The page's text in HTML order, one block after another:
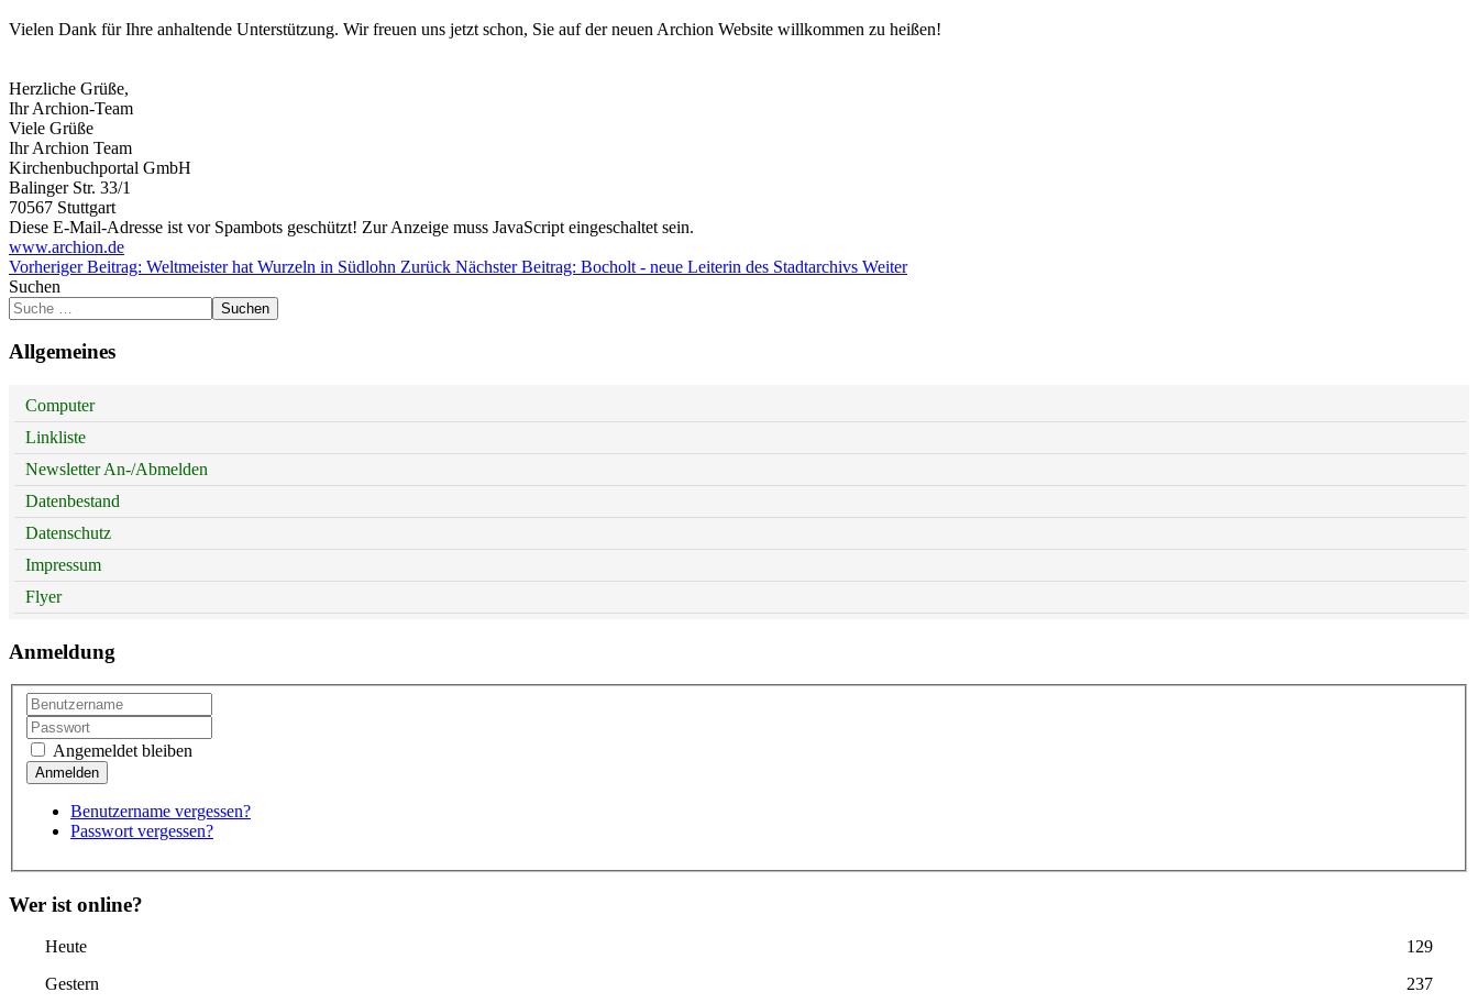
Vielen Dank für Ihre anhaltende Unterstützung. Wir freuen uns jetzt schon, Sie auf der neuen Archion Website willkommen zu heißen!
Herzliche Grüße,
Ihr Archion-Team
Viele Grüße
Ihr Archion Team
Kirchenbuchportal GmbH
Balinger Str. 33/1
70567 Stuttgart
Diese E-Mail-Adresse ist vor Spambots geschützt! Zur Anzeige muss JavaScript eingeschaltet sein.
www.archion.de
Vorheriger Beitrag: Weltmeister hat Wurzeln in Südlohn Zurück Nächster Beitrag: Bocholt - neue Leiterin des Stadtarchivs Weiter
Suchen
Suchen
Allgemeines
Computer
Linkliste
Newsletter An-/Abmelden
Datenbestand
Datenschutz
Impressum
Flyer
Anmeldung
Angemeldet bleiben
Benutzername vergessen?
Passwort vergessen?
Wer ist online?
Heute
129
Gestern
237